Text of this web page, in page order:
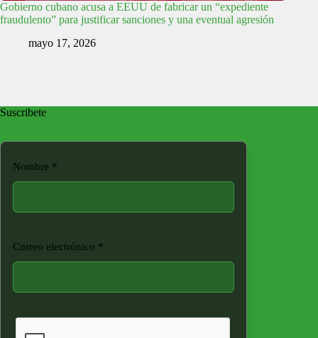
Gobierno cubano acusa a EEUU de fabricar un “expediente
fraudulento” para justificar sanciones y una eventual agresión
mayo 17, 2026
Suscribete
Nombre *
Correo electrónico *